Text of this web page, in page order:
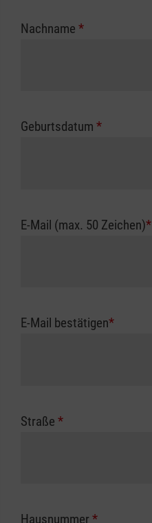
Nachname *
Geburtsdatum *
E-Mail (max. 50 Zeichen)*
E-Mail bestätigen*
Straße *
Hausnummer *